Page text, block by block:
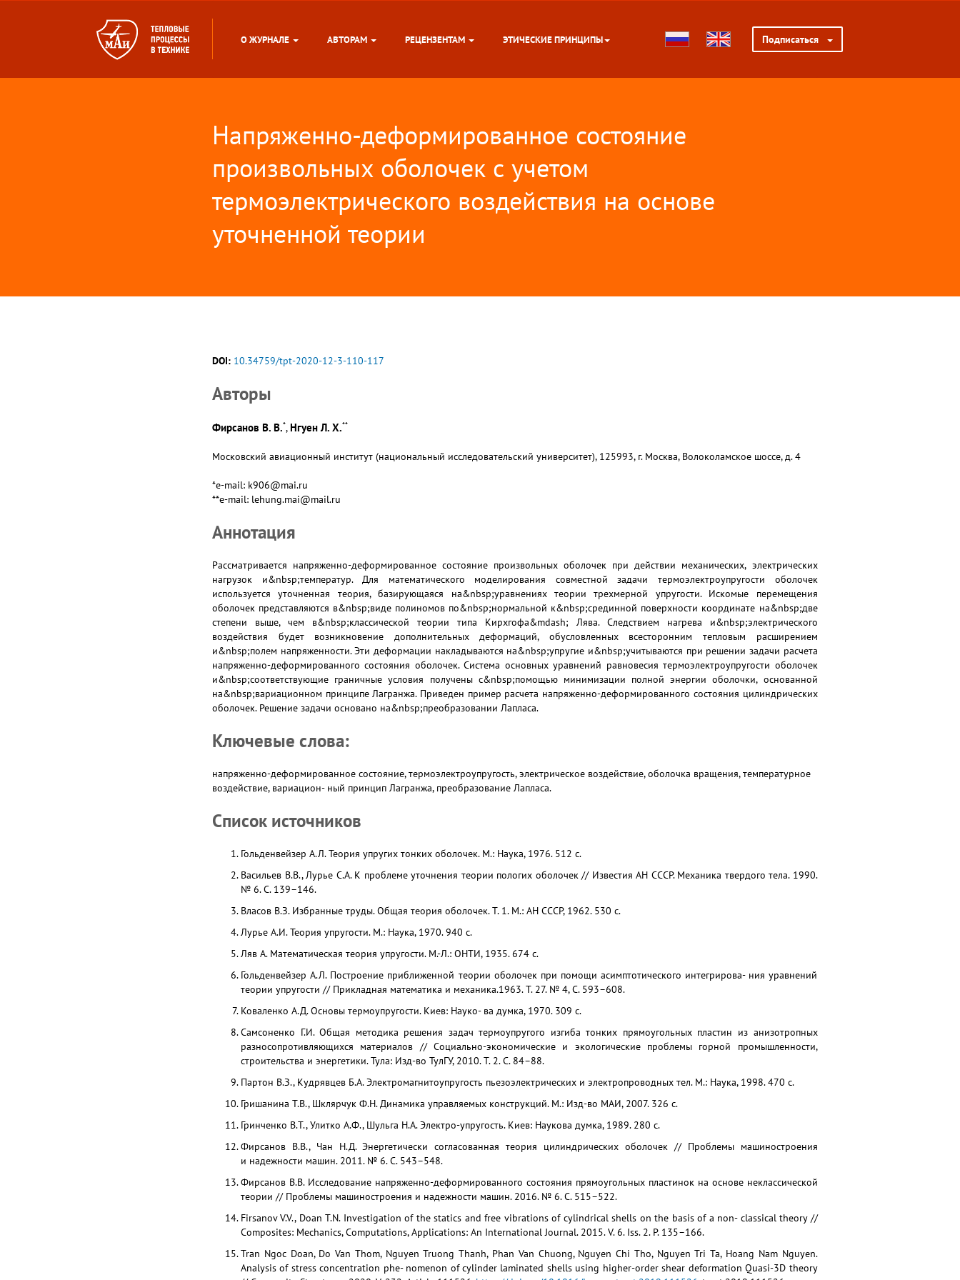
О ЖУРНАЛЕ АВТОРАМ РЕЦЕНЗЕНТАМ ЭТИЧЕСКИЕ ПРИНЦИПЫ Подписаться
Напряженно-деформированное состояние
произвольных оболочек с учетом
термоэлектрического воздействия на основе
уточненной теории
DOI: 10.34759/tpt-2020-12-3-110-117
Авторы
Фирсанов В. В.*,Нгуен Л. Х.**
Московский авиационный институт (национальный исследовательский университет), 125993, г. Москва, Волоколамское шоссе, д. 4
*e-mail: k906@mai.ru
**e-mail: lehung.mai@mail.ru
Аннотация
Рассматривается напряженно-деформированное состояние произвольных оболочек при действии механических, электрических
нагрузок и&nbsp;температур. Для математического моделирования совместной задачи термоэлектроупругости оболочек
используется уточненная теория, базирующаяся на&nbsp;уравнениях теории трехмерной упругости. Искомые перемещения
оболочек представляются в&nbsp;виде полиномов по&nbsp;нормальной к&nbsp;срединной поверхности координате на&nbsp;две
степени выше, чем в&nbsp;классической теории типа Кирхгофа&mdash; Лява. Следствием нагрева и&nbsp;электрического
воздействия будет возникновение дополнительных деформаций, обусловленных всесторонним тепловым расширением
и&nbsp;полем напряженности. Эти деформации накладываются на&nbsp;упругие и&nbsp;учитываются при решении задачи расчета
напряженно-деформированного состояния оболочек. Система основных уравнений равновесия термоэлектроупругости оболочек
и&nbsp;соответствующие граничные условия получены с&nbsp;помощью минимизации полной энергии оболочки, основанной
на&nbsp;вариационном принципе Лагранжа. Приведен пример расчета напряженно-деформированного состояния цилиндрических
оболочек. Решение задачи основано на&nbsp;преобразовании Лапласа.
Ключевые слова:
напряженно-деформированное состояние, термоэлектроупругость, электрическое воздействие, оболочка вращения, температурное
воздействие, вариацион- ный принцип Лагранжа, преобразование Лапласа.
Список источников
Гольденвейзер А.Л. Теория упругих тонких оболочек. М.: Наука, 1976. 512 с.
Васильев В.В., Лурье С.А. К проблеме уточнения теории пологих оболочек // Известия АН СССР. Механика твердого тела. 1990.
№ 6. С. 139–146.
Власов В.З. Избранные труды. Общая теория оболочек. Т. 1. М.: АН СССР, 1962. 530 с.
Лурье А.И. Теория упругости. М.: Наука, 1970. 940 с.
Ляв А. Математическая теория упругости. М.-Л.: ОНТИ, 1935. 674 с.
Гольденвейзер А.Л. Построение приближенной теории оболочек при помощи асимптотического интегрирова- ния уравнений
теории упругости // Прикладная математика и механика.1963. Т. 27. № 4, С. 593–608.
Коваленко А.Д. Основы термоупругости. Киев: Науко- ва думка, 1970. 309 с.
Самсоненко Г.И. Общая методика решения задач термоупругого изгиба тонких прямоугольных пластин из анизотропных
разносопротивляющихся материалов // Социально-экономические и экологические проблемы горной промышленности,
строительства и энергетики. Тула: Изд-во ТулГУ, 2010. Т. 2. С. 84–88.
Партон В.З., Кудрявцев Б.А. Электромагнитоупругость пьезоэлектрических и электропроводных тел. M.: Наука, 1998. 470 с.
Гришанина Т.В., Шклярчук Ф.Н. Динамика управляемых конструкций. М.: Изд-во МАИ, 2007. 326 с.
Гринченко В.Т., Улитко А.Ф., Шульга Н.А. Электро-упругость. Киев: Наукова думка, 1989. 280 с.
Фирсанов В.В., Чан Н.Д. Энергетически согласованная теория цилиндрических оболочек // Проблемы машиностроения
и надежности машин. 2011. № 6. С. 543–548.
Фирсанов В.В. Исследование напряженно-деформированного состояния прямоугольных пластинок на основе неклассической
теории // Проблемы машиностроения и надежности машин. 2016. № 6. С. 515–522.
Firsanov V.V., Doan T.N. Investigation of the statics and free vibrations of cylindrical shells on the basis of a non- classical theory //
Composites: Mechanics, Computations, Applications: An International Journal. 2015. V. 6. Iss. 2. P. 135–166.
Tran Ngoc Doan, Do Van Thom, Nguyen Truong Thanh, Phan Van Chuong, Nguyen Chi Tho, Nguyen Tri Ta, Hoang Nam Nguyen.
Analysis of stress concentration phe- nomenon of cylinder laminated shells using higher-order shear deformation Quasi-3D theory